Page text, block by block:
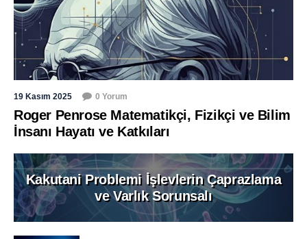
19 Kasım 2025 0 Yorum
Roger Penrose Matematikçi, Fizikçi ve Bilim
İnsanı Hayatı ve Katkıları
Kakutani Problemi İşlevlerin Çaprazlama
ve Varlık Sorunsalı